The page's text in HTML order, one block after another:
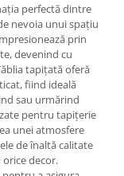
perfectă dintre
nevoia unui spațiu
prin
devenind cu
tapițată oferă
fiind ideală
sau urmărind
pentru tapițerie
unei atmosfere
de înaltă calitate
decor.